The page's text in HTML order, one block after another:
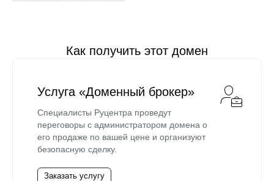
Как получить этот домен
Услуга «Доменный брокер»
Специалисты Руцентра проведут
переговоры с администратором домена о
его продаже по вашей цене и организуют
безопасную сделку.
Заказать услугу